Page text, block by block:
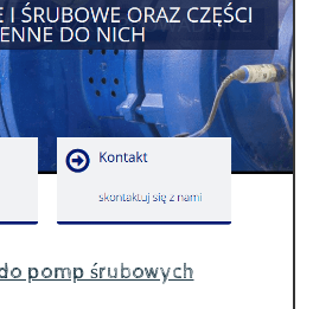
pomp śrubowych